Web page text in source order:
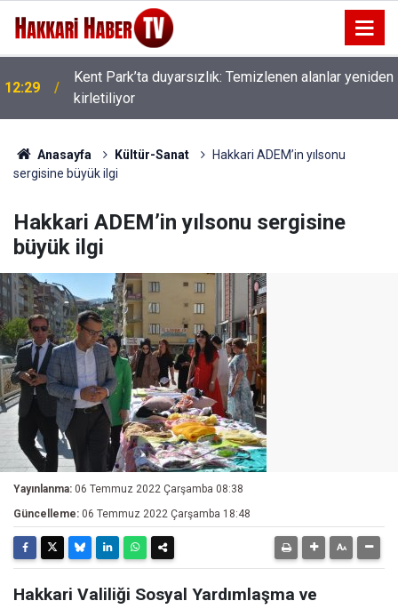
12:29
Kent Park’ta duyarsızlık: Temizlenen alanlar yeniden
kirletiliyor
Anasayfa Kültür-Sanat
Hakkari ADEM’in yılsonu
sergisine büyük ilgi
Hakkari ADEM’in yılsonu sergisine
büyük ilgi
Yayınlanma: 06 Temmuz 2022 Çarşamba 08:38
Güncelleme: 06 Temmuz 2022 Çarşamba 18:48
Hakkari Valiliği Sosyal Yardımlaşma ve